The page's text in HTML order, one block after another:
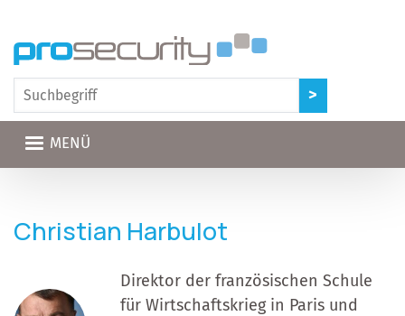
MENÜ
Christian Harbulot
Direktor der französischen Schule
für Wirtschaftskrieg in Paris und